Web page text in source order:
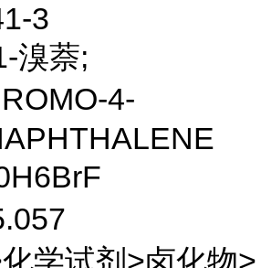
3
溴萘;
4-
学试剂>卤化物>